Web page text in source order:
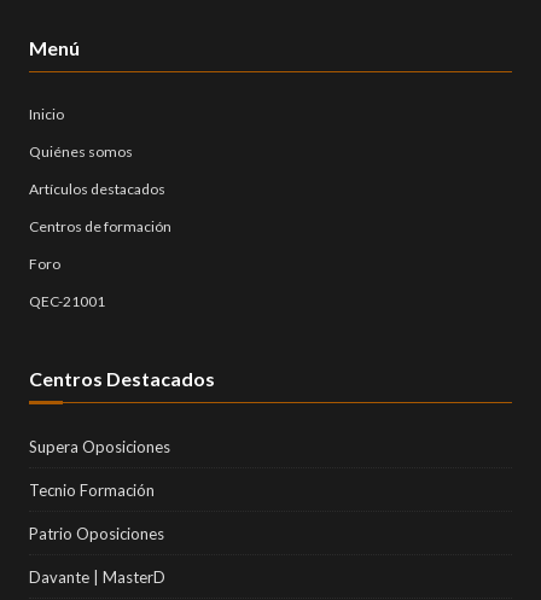
Menú
Inicio
Quiénes somos
Artículos destacados
Centros de formación
Foro
QEC-21001
Centros Destacados
Supera Oposiciones
Tecnio Formación
Patrio Oposiciones
Davante | MasterD